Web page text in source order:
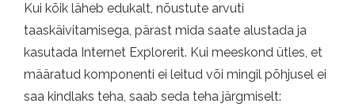
Kui kõik läheb edukalt, nõustute arvuti
taaskäivitamisega, pärast mida saate alustada ja
kasutada Internet Explorerit. Kui meeskond ütles, et
määratud komponenti ei leitud või mingil põhjusel ei
saa kindlaks teha, saab seda teha järgmiselt: